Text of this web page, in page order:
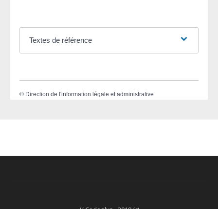
Textes de référence
© Direction de l'information légale et administrative